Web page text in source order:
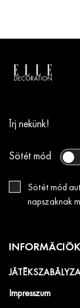
Írj nekünk!
Sötét mód
Sötét mód
napszaknak
INFORMÁCIÓK
Impresszum